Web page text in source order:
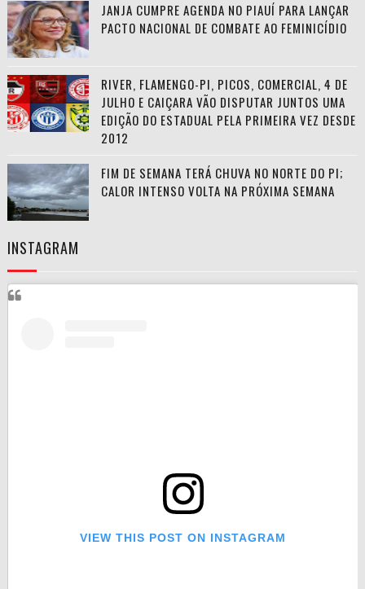
JANJA CUMPRE AGENDA NO PIAUÍ PARA LANÇAR
PACTO NACIONAL DE COMBATE AO FEMINICÍDIO
RIVER, FLAMENGO-PI, PICOS, COMERCIAL, 4 DE
JULHO E CAIÇARA VÃO DISPUTAR JUNTOS UMA
EDIÇÃO DO ESTADUAL PELA PRIMEIRA VEZ DESDE
2012
FIM DE SEMANA TERÁ CHUVA NO NORTE DO PI;
CALOR INTENSO VOLTA NA PRÓXIMA SEMANA
INSTAGRAM
VIEW THIS POST ON INSTAGRAM